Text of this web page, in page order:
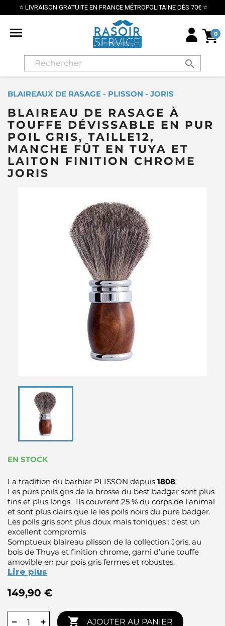
⭐ LIVRAISON GRATUITE EN FRANCE MÉTROPOLITAINE DÈS 70€ ⭐
 0
search
BLAIREAUX DE RASAGE - PLISSON - JORIS
BLAIREAU DE RASAGE À
TOUFFE DÉVISSABLE EN PUR
POIL GRIS, TAILLE12,
MANCHE FÛT EN TUYA ET
LAITON FINITION CHROME
JORIS
EN STOCK
La tradition du barbier PLISSON depuis 1808
Les purs poils gris de la brosse du best badger sont plus
fins et plus longs. Ils couvrent 25 % du corps de l’animal
et sont plus clairs que le les poils noirs du pure badger.
Les poils gris sont plus doux mais toniques : c’est un
excellent compromis
Somptueux blaireau plisson de la collection Joris, au
bois de Thuya et finition chrome, garni d’une touffe
amovible en pur pois gris fermes et robustes.
Lire plus
149,90 €
− +  AJOUTER AU PANIER